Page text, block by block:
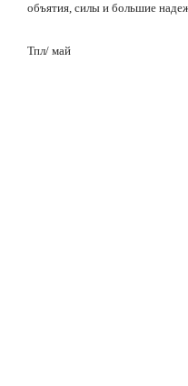
объятия, силы и большие
Тпл/ май